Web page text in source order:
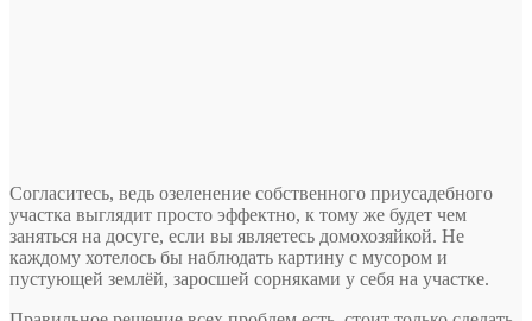
Согласитесь, ведь озеленение собственного приусадебного
участка выглядит просто эффектно, к тому же будет чем
заняться на досуге, если вы являетесь домохозяйкой. Не
каждому хотелось бы наблюдать картину с мусором и
пустующей землёй, заросшей сорняками у себя на участке.